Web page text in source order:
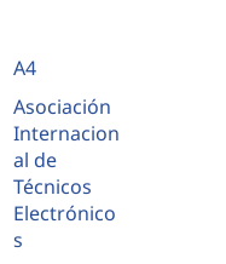
A4
Asociación
Internacion
al de
Técnicos
Electrónico
s